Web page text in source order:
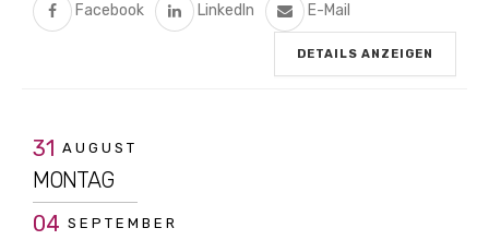
Facebook LinkedIn E-Mail
DETAILS ANZEIGEN
31 AUGUST
MONTAG
04 SEPTEMBER